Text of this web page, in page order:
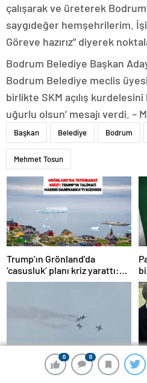
0 0
0 0
0 0
çalışarak ve üreterek
saygıdeğer hemşehrilerim.
Göreve hazırız” diyerek
Bodrum Belediye Başkan
Bodrum Belediye meclis
birlikte SKM açılış kurdelesini
uğurlu olsun’ mesajı verdi. –
Başkan Belediye Bodrum
Mehmet Tosun
Trump’ın Grönland’da
‘casusluk’ planı kriz yarattı:
Danimarka ABD elçisini
İtalya Hava Kuvvetleri’ne ait 3
uçak eğitim uçuşunda kaza
0 0